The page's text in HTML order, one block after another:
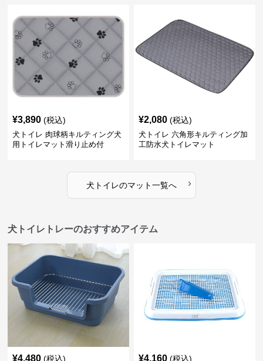
¥3,890 (税込)
犬トイレ 肉球柄キルティング犬
用トイレマット滑り止め付
¥2,080 (税込)
犬トイレ 六角形キルティング加
工防水犬トイレマット
犬トイレのマット一覧へ ›
犬トイレトレーのおすすめアイテム
¥4,480 (税込) ¥4,160 (税込)